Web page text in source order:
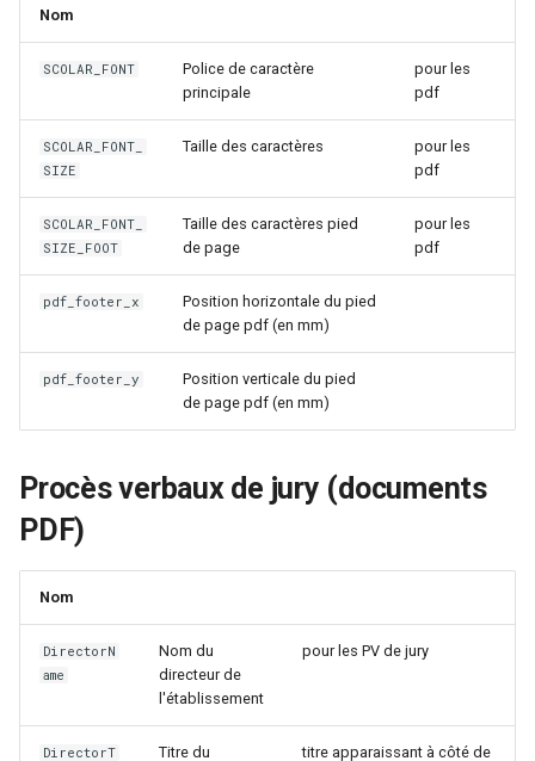
Nom
SCOLAR_FONT
Police de caractère
principale
pour les
pdf
SCOLAR_FONT_
SIZE
Taille des caractères
pour les
pdf
SCOLAR_FONT_
SIZE_FOOT
Taille des caractères pied
de page
pour les
pdf
pdf_footer_x
Position horizontale du pied
de page pdf (en mm)
pdf_footer_y
Position verticale du pied
de page pdf (en mm)
Procès verbaux de jury (documents
PDF)
Nom
DirectorN
ame
Nom du
directeur de
l'établissement
pour les PV de jury
DirectorT
Titre du
titre apparaissant à côté de